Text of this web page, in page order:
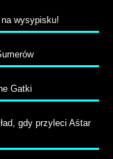
wysypisku!
Gatki
gdy przyleci Aśtar